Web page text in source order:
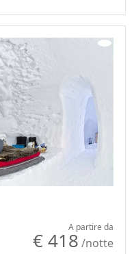
A partire da
€ 418 /notte